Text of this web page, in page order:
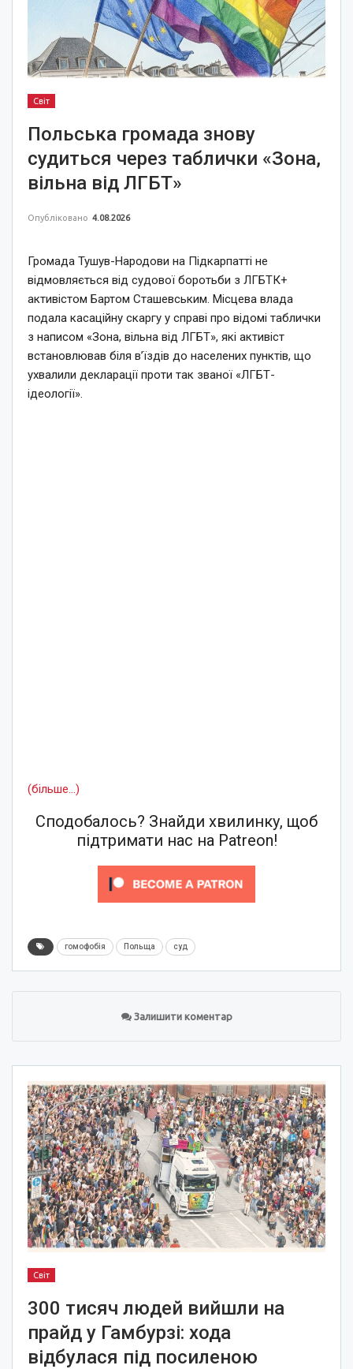
Світ
Польська громада знову
судиться через таблички «Зона,
вільна від ЛГБТ»
Опубліковано 4.08.2026
Громада Тушув-Народови на Підкарпатті не
відмовляється від судової боротьби з ЛГБТК+
активістом Бартом Сташевським. Місцева влада
подала касаційну скаргу у справі про відомі таблички
з написом «Зона, вільна від ЛГБТ», які активіст
встановлював біля в’їздів до населених пунктів, що
ухвалили декларації проти так званої «ЛГБТ-
ідеології».
(більше…)
Сподобалось? Знайди хвилинку, щоб
підтримати нас на Patreon!
гомофобія Польща суд
Залишити коментар
Світ
300 тисяч людей вийшли на
прайд у Гамбурзі: хода
відбулася під посиленою